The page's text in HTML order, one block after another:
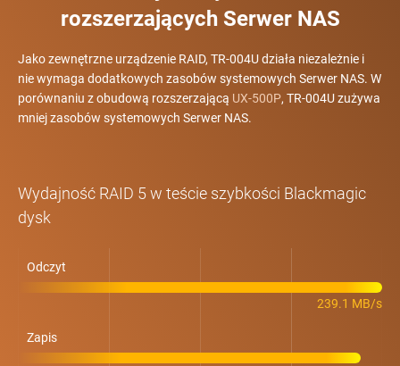
rozszerzających Serwer NAS
Jako zewnętrzne urządzenie RAID, TR-004U działa niezależnie i
nie wymaga dodatkowych zasobów systemowych Serwer NAS. W
porównaniu z obudową rozszerzającą UX-500P, TR-004U zużywa
mniej zasobów systemowych Serwer NAS.
Wydajność RAID 5 w teście szybkości Blackmagic
dysk
Odczyt
239.1 MB/s
Zapis